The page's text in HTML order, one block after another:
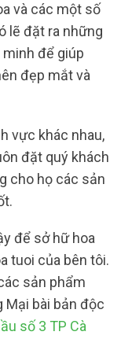
và các một số
lẽ đặt ra những
để giúp
đẹp mắt và
vực khác nhau,
đặt quý khách
cho họ các sản
để sở hữ hoa
tuoi của bên tôi.
sản phẩm
Mại bài bản độc
số 3 TP Cà